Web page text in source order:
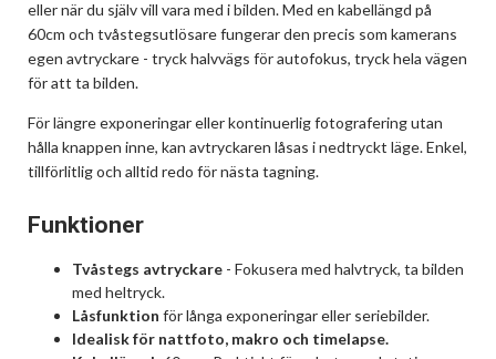
eller när du själv vill vara med i bilden. Med en kabellängd på
60cm och tvåstegsutlösare fungerar den precis som kamerans
egen avtryckare - tryck halvvägs för autofokus, tryck hela vägen
för att ta bilden.
För längre exponeringar eller kontinuerlig fotografering utan
hålla knappen inne, kan avtryckaren låsas i nedtryckt läge. Enkel,
tillförlitlig och alltid redo för nästa tagning.
Funktioner
Tvåstegs avtryckare - Fokusera med halvtryck, ta bilden
med heltryck.
Låsfunktion för långa exponeringar eller seriebilder.
Idealisk för nattfoto, makro och timelapse.